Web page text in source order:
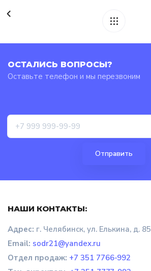
ОСТАЛИСЬ ВОПРОСЫ?
Оставьте телефон и мы перезвоним
НАШИ КОНТАКТЫ:
Адрес: г. Челябинск, ул. Елькина, д. 85
Email: sodr21@yandex.ru
Отдел продаж: +7 351 7766-992